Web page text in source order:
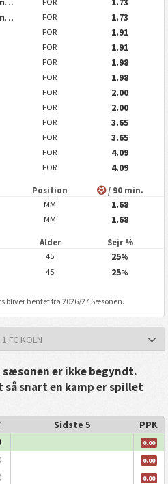
FOR
1.73
FOR
1.91
FOR
1.91
FOR
1.98
FOR
1.98
FOR
2.00
FOR
2.00
FOR
3.65
FOR
3.65
FOR
4.09
FOR 4.09
Position / 90 min.
MM
1.68
MM 1.68
Alder Sejr %
45 25%
45 25%
bliver hentet fra 2026/27 Sæsonen.
FC KOLN
sæsonen er ikke begyndt.
snart en kamp er spillet
Sidste 5 PPK
0.00
0.00
0.00